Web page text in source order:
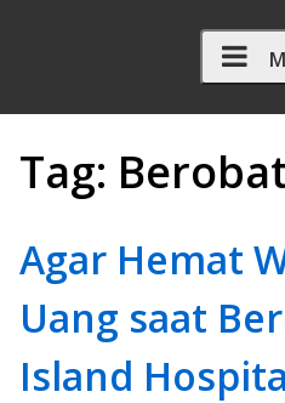
Tag:
Agar Hemat
Uang saat
Island